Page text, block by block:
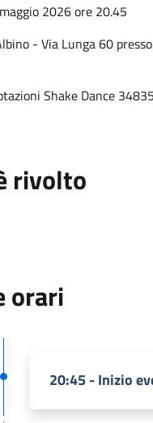
2026 ore 20.45
- Via Lunga 60
Shake Dance
rivolto
orari
20:45 - Inizio